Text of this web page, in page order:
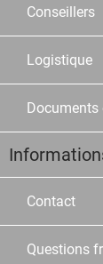
Conseillers
Logistique
Contact
Questions